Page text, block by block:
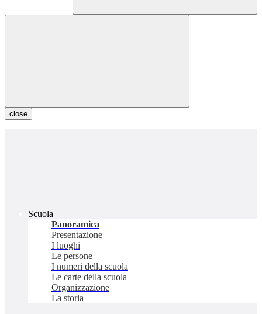
close
Scuola
Panoramica
Presentazione
I luoghi
Le persone
I numeri della scuola
Le carte della scuola
Organizzazione
La storia